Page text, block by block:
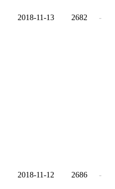
2018-11-13 2682 -
2018-11-12 2686 -